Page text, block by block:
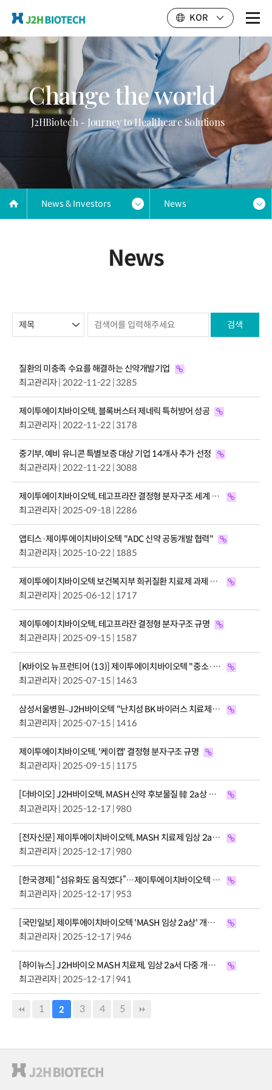
KOR
Change the world
J2HBiotech - Journey to Healthcare Solutions
News & Investors News
News
검색
질환의 미충족 수요를 해결하는 신약개발기업
최고관리자| 2022-11-22 | 3285
제이투에이치바이오텍, 블록버스터 제네릭 특허방어 성공
최고관리자| 2022-11-22 | 3178
중기부, 예비 유니콘 특별보증 대상 기업 14개사 추가 선정
최고관리자| 2022-11-22 | 3088
제이투에이치바이오텍, 테고프라잔 결정형 분자구조 세계 최초 규명으로 학계 주목
최고관리자| 2025-09-18 | 2286
앱티스·제이투에이치바이오텍 "ADC 신약 공동개발 협력"
최고관리자| 2025-10-22 | 1885
제이투에이치바이오텍 보건복지부 희귀질환 치료제 과제 주관기관 선정
최고관리자| 2025-06-12 | 1717
제이투에이치바이오텍, 테고프라잔 결정형 분자구조 규명
최고관리자| 2025-09-15 | 1587
[K바이오 뉴프런티어 (13)] 제이투에이치바이오텍 "중소·중견 제약사 신약개발 파트너…세계 최고 간 질환 …
최고관리자| 2025-07-15 | 1463
삼성서울병원–J2H바이오텍 "난치성 BK 바이러스 치료제 공동개발 협약 체결"
최고관리자| 2025-07-15 | 1416
제이투에이치바이오텍, '케이캡' 결정형 분자구조 규명
최고관리자| 2025-09-15 | 1175
[더바이오] J2H바이오텍, MASH 신약 후보물질 韓 2a상 간지방·대사·섬유화 지표 개선
최고관리자| 2025-12-17 | 980
[전자신문] 제이투에이치바이오텍, MASH 치료제 임상 2a서 간지방·섬유화 동시 개선
최고관리자| 2025-12-17 | 980
[한국경제] “섬유화도 움직였다”…제이투에이치바이오텍 MASH 후보물질, 단기 임상서 차별화 신호
최고관리자| 2025-12-17 | 953
[국민일보] 제이투에이치바이오텍 'MASH 임상 2a상' 개선효과 확인
최고관리자| 2025-12-17 | 946
[하이뉴스] J2H바이오 MASH 치료제, 임상 2a서 다중 개선 신호
최고관리자| 2025-12-17 | 941
1 2 3 4 5